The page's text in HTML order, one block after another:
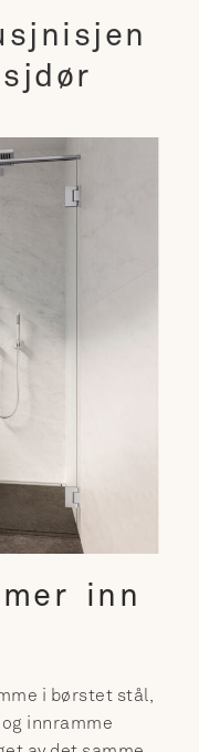
inn
i børstet stål,
innramme